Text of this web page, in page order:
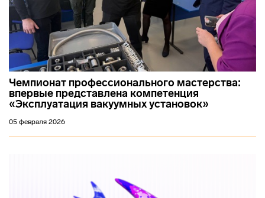
Чемпионат профессионального мастерства:
впервые представлена компетенция
«Эксплуатация вакуумных установок»
05 февраля 2026